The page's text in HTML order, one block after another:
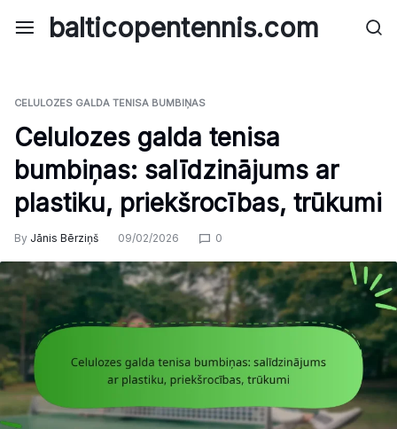
balticopentennis.com
CELULOZES GALDA TENISA BUMBIŅAS
Celulozes galda tenisa
bumbiņas: salīdzinājums ar
plastiku, priekšrocības, trūkumi
By Jānis Bērziņš 09/02/2026 0